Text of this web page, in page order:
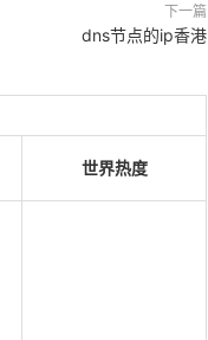
下一篇
dns节点的ip香港
世界热度